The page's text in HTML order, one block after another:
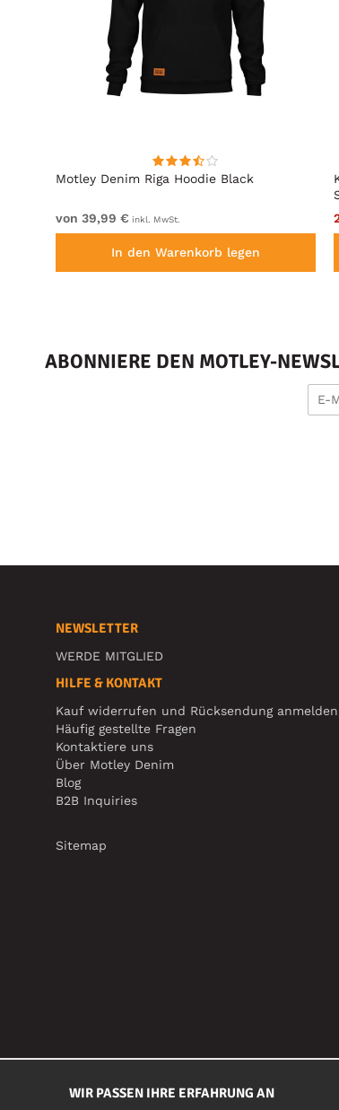
Motley Denim Riga Hoodie Black
von 39,99 € inkl. MwSt.
In den Warenkorb legen
ABONNIERE DEN MOTLEY-
NEWSLETTER
WERDE MITGLIED
HILFE & KONTAKT
Kauf widerrufen und Rücksendung anmelden
Häufig gestellte Fragen
Kontaktiere uns
Über Motley Denim
Blog
B2B Inquiries
Sitemap
WIR PASSEN IHRE ERFAHRUNG AN